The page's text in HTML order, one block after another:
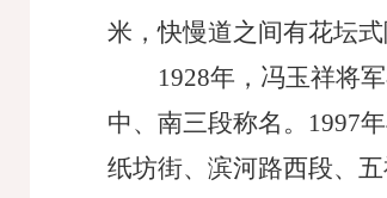
米，快慢道之间有花坛
1928年，冯玉祥将
中、南三段称名。1997
纸坊街、滨河路西段、